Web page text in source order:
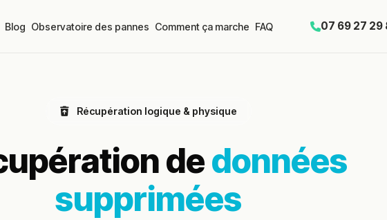
Blog Observatoire des pannes Comment ça marche FAQ 07 69 27 29
Récupération logique & physique
dedonnées
supprimées